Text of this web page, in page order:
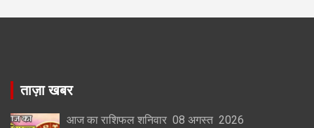
ताज़ा खबर
आज का राशिफल शनिवार 08 अगस्त 2026